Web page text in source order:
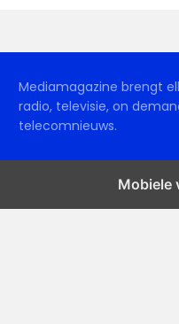
Mediamagazine brengt
radio, televisie, on
telecomnieuws.
Mobiele